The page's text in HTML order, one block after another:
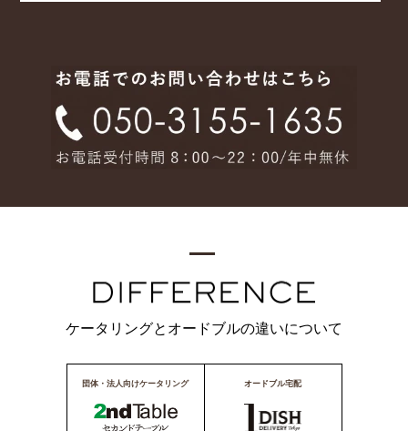
ケータリングとオードブルの違いについて
団体・法人向けケータリング オードブル宅配